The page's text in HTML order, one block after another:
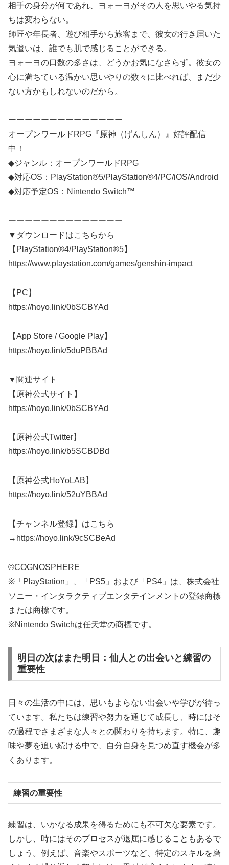
相手の身分が何であれ、ヨォーヨがその人を思いやる気持
ちは変わらない。
師匠や年長者、遊び相手から旅客まで、彼女の行き届いた
気遣いは、誰でも肌で感じることができる。
ヨォーヨの口数の多さは、どうかお気になさらず。彼女の
心に満ちている温かい思いやりの数々に比べれば、まだ少
ない方かもしれないのだから。
ーーーーーーーーーーーーーー
オープンワールドRPG『原神（げんしん）』好評配信
中！
◆ジャンル：オープンワールドRPG
◆対応OS：PlayStation®5/PlayStation®4/PC/iOS/Android
◆対応予定OS：Nintendo Switch™
ーーーーーーーーーーーーーー
▼ダウンロードはこちらから
【PlayStation®4/PlayStation®5】
https://www.playstation.com/games/genshin-impact
【PC】
https://hoyo.link/0bSCBYAd
【App Store / Google Play】
https://hoyo.link/5duPBBAd
▼関連サイト
【原神公式サイト】
https://hoyo.link/0bSCBYAd
【原神公式Twitter】
https://hoyo.link/b5SCBDBd
【原神公式HoYoLAB】
https://hoyo.link/52uYBBAd
【チャンネル登録】はこちら
→https://hoyo.link/9cSCBeAd
©COGNOSPHERE
※「PlayStation」、「PS5」および「PS4」は、株式会社
ソニー・インタラクティブエンタテインメントの登録商標
または商標です。
※Nintendo Switchは任天堂の商標です。
明日の次はまた明日：仙人との出会いと練習の
重要性
日々の生活の中には、思いもよらない出会いや学びが待っ
ています。私たちは練習や努力を通じて成長し、時にはそ
の過程でさまざまな人々との関わりを持ちます。特に、趣
味や夢を追い続ける中で、自分自身を見つめ直す機会が多
くあります。
練習の重要性
練習は、いかなる成果を得るためにも不可欠な要素です。
しかし、時にはそのプロセスが退屈に感じることもあるで
しょう。例えば、音楽やスポーツなど、特定のスキルを磨